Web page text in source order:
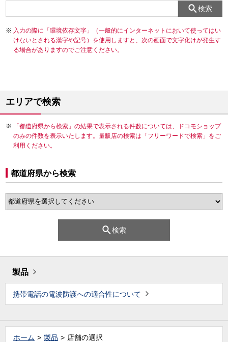
検索
入力の際に「環境依存文字」（一般的にインターネットにおいて使ってはい
けないとされる漢字や記号）を使用しますと、次の画面で文字化けが発生す
る場合がありますのでご注意ください。
エリアで検索
「都道府県から検索」の結果で表示される件数については、ドコモショップ
のみの件数を表示いたします。量販店の検索は「フリーワードで検索」をご
利用ください。
都道府県から検索
検索
製品
携帯電話の電波防護への適合性について
ホーム 製品 店舗の選択